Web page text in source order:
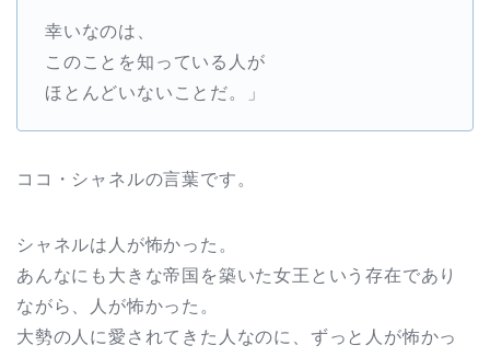
幸いなのは、
このことを知っている人が
ほとんどいないことだ。」
ココ・シャネルの言葉です。
シャネルは人が怖かった。
あんなにも大きな帝国を築いた女王という存在であり
ながら、人が怖かった。
大勢の人に愛されてきた人なのに、ずっと人が怖かっ